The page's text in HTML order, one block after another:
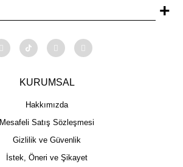
+
KURUMSAL
Hakkımızda
Mesafeli Satış Sözleşmesi
Gizlilik ve Güvenlik
İstek, Öneri ve Şikayet